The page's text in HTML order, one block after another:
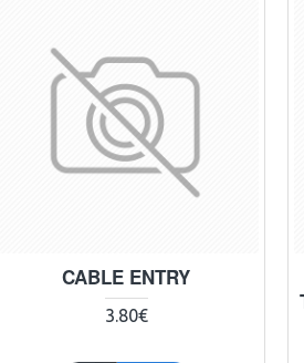
CABLE ENTRY
3.80€